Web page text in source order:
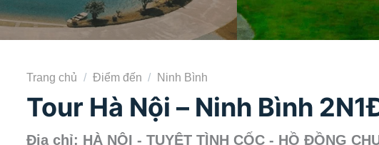
Trang chủ / Điểm đến / Ninh Bình
Tour Hà Nội – Ninh Bình
Địa chỉ: HÀ NỘI - TUYỆT TÌNH CỐC - HỒ ĐỒNG